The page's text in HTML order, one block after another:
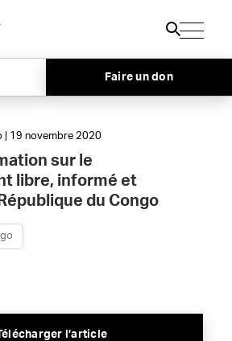
Faire un don
| 19 novembre 2020
sur le
libre, informé et
du Congo
l’article